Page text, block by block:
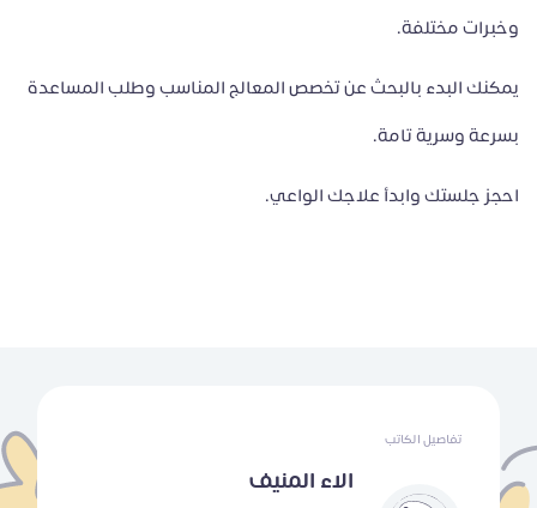
وخبرات مختلفة.
يمكنك البدء بالبحث عن تخصص المعالج المناسب وطلب المساعدة
بسرعة وسرية تامة.
احجز جلستك وابدأ علاجك الواعي.
تفاصيل الكاتب
الاء المنيف